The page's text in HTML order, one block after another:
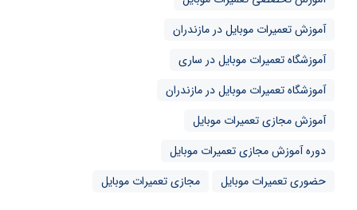
آموزش تعمیرات موبایل در مازندران
آموزشگاه تعمیرات موبایل در ساری
آموزشگاه تعمیرات موبایل در مازندران
آموزش مجازی تعمیرات موبایل
دوره آموزش مجازی تعمیرات موبایل
حضوری تعمیرات موبایل
مجازی تعمیرات موبایل